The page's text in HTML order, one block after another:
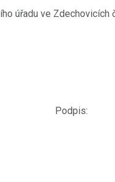
úřadu ve
Podpis: